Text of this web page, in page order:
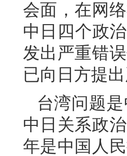
会面，在网
中日四个政
发出严重错
已向日方提
台湾问题
中日关系政
年是中国人